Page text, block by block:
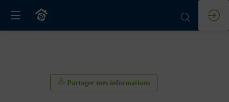
Partager mes informations